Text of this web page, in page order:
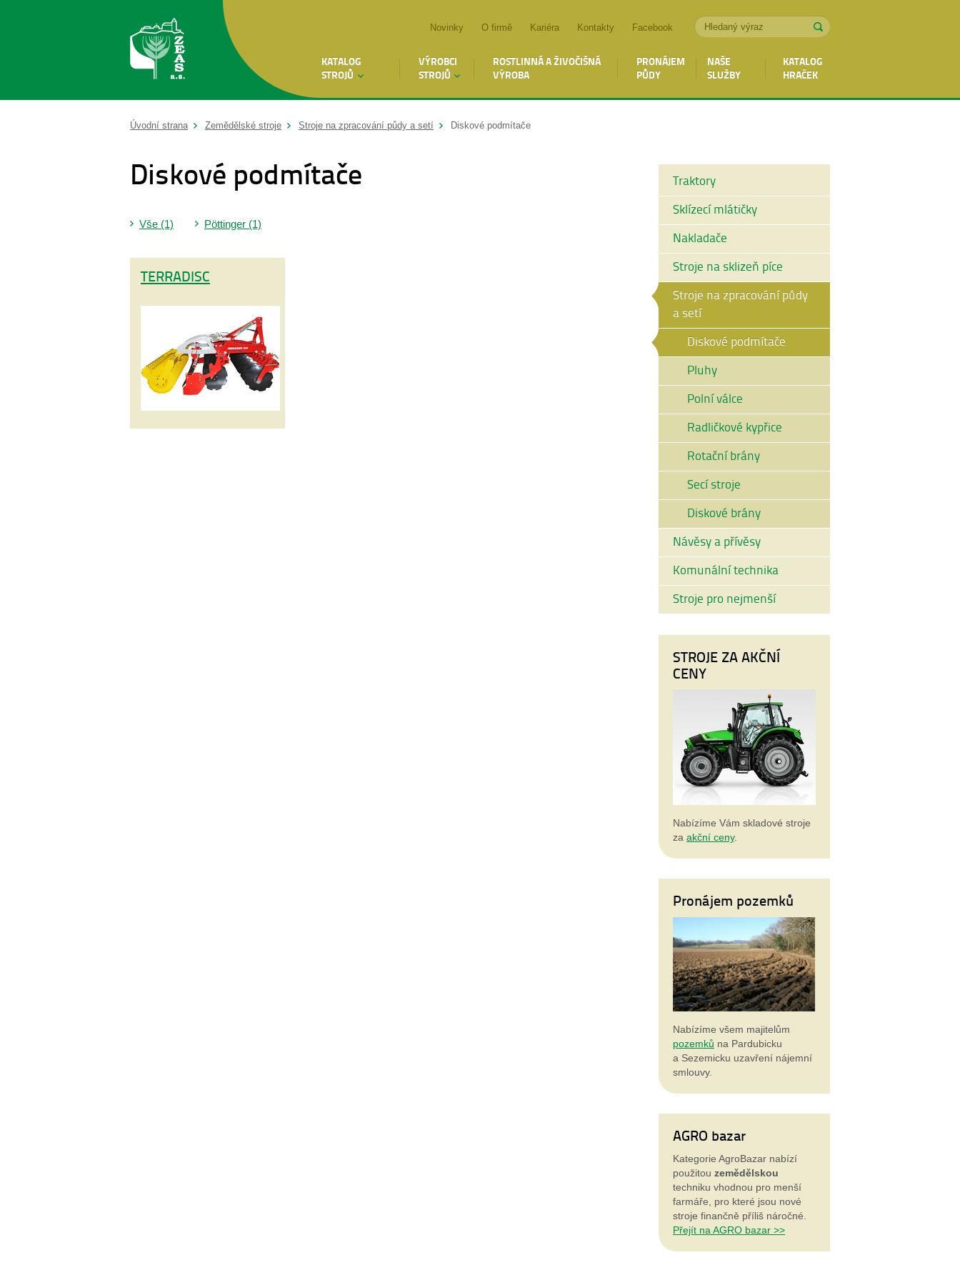
KATALOG
STROJŮ
VÝROBCI
STROJŮ
ROSTLINNÁ A ŽIVOČIŠNÁ
VÝROBA
PRONÁJEM
PŮDY
NAŠE
SLUŽBY
KATALOG
HRAČEK
Novinky O firmě Kariéra Kontakty Facebook
Úvodní strana Zemědělské stroje Stroje na zpracování půdy a setí Diskové podmítače
Diskové podmítače
Vše (1) Pöttinger (1)
TERRADISC
Traktory
Sklízecí mlátičky
Nakladače
Stroje na sklizeň píce
Stroje na zpracování půdy
a setí
Diskové podmítače
Pluhy
Polní válce
Radličkové kypřice
Rotační brány
Secí stroje
Diskové brány
Návěsy a přívěsy
Komunální technika
Stroje pro nejmenší
STROJE ZA AKČNÍ
CENY
Nabízíme Vám skladové stroje
za akční ceny.
Pronájem pozemků
Nabízíme všem majitelům
pozemků na Pardubicku
a Sezemicku uzavření nájemní
smlouvy.
AGRO bazar
Kategorie AgroBazar nabízí
použitou zemědělskou
techniku vhodnou pro menší
farmáře, pro které jsou nové
stroje finančně příliš náročné.
Přejít na AGRO bazar >>